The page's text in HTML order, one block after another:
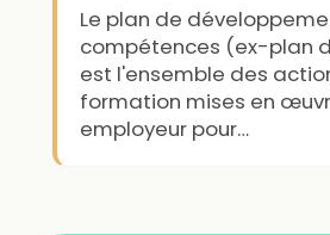
Le plan de
compétences (ex-plan
est l'ensemble des
formation mises en
employeur pour…